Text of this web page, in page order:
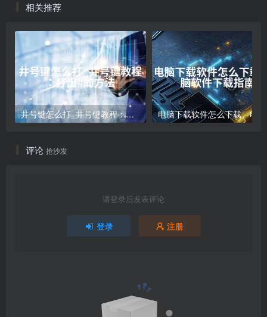
相关推荐
井号键怎么打_井号键教程：打出#的方法
评论 抢沙发
请登录后发表评论
登录 注册